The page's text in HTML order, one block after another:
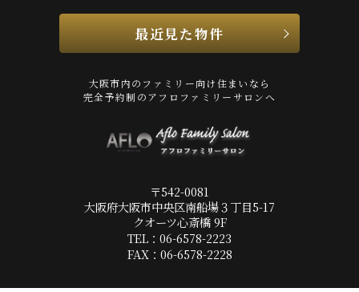
最近見た物件
大阪市内のファミリー向け住まいなら
完全予約制のアフロファミリーサロンへ
〒542-0081
大阪府大阪市中央区南船場３丁目5-17
クオーツ心斎橋 9F
TEL：06-6578-2223
FAX：06-6578-2228